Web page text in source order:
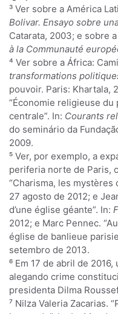
³ Ver sobre a América
Bolivar. Ensayo sobre
Catarata, 2003; e sobre
à la Communauté
⁴ Ver sobre a África:
transformations
pouvoir. Paris: Khartala,
“Économie religieuse
centrale”. In: Courants
do seminário da
2009.
⁵ Ver, por exemplo, a
periferia norte de Paris,
“Charisma, les mystères
27 agosto de 2012; e
d’une église géante”. In:
2012; e Marc Pennec.
église de banlieue
setembro de 2013.
⁶ Em 17 de abril de
alegando crime
presidenta Dilma
⁷ Nilza Valeria Zacarias.